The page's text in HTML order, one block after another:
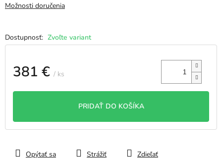
Zvoľte variant
Možnosti doručenia
381 € / ks
PRIDAŤ DO KOŠÍKA
Opýtať sa Strážiť Zdieľať